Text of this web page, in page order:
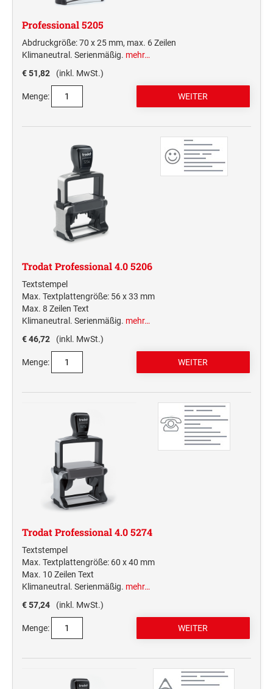
Professional 5205
Abdruckgröße: 70 x 25 mm, max. 6 Zeilen
Klimaneutral. Serienmäßig. mehr…
€ 51,82
(inkl. MwSt.)
Menge:
Trodat Professional 4.0 5206
Textstempel
Max. Textplattengröße: 56 x 33 mm
Max. 8 Zeilen Text
Klimaneutral. Serienmäßig. mehr…
€ 46,72
(inkl. MwSt.)
Menge:
Trodat Professional 4.0 5274
Textstempel
Max. Textplattengröße: 60 x 40 mm
Max. 10 Zeilen Text
Klimaneutral. Serienmäßig. mehr…
€ 57,24
(inkl. MwSt.)
Menge: